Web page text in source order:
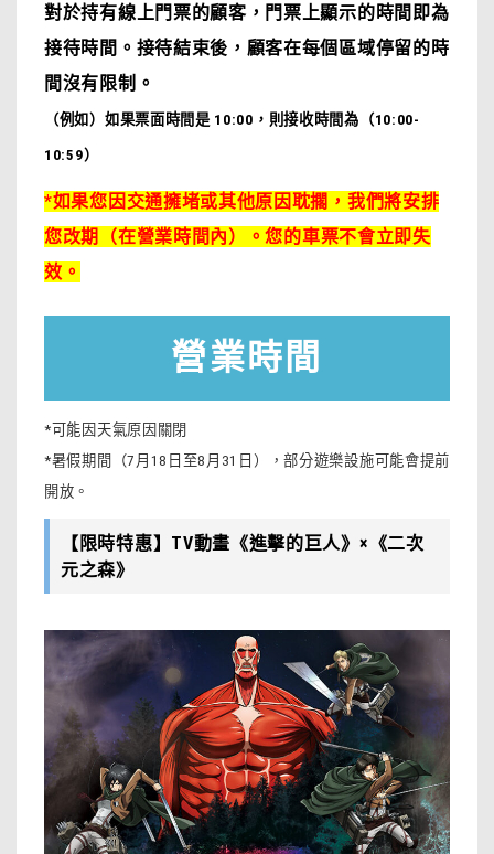
對於持有線上門票的顧客，門票上顯示的時間即為
接待時間。接待結束後，顧客在每個區域停留的時
間沒有限制。
（例如）如果票面時間是 10:00，則接收時間為（10:00-
10:59）
*如果您因交通擁堵或其他原因耽擱，我們將安排
您改期（在營業時間內）。您的車票不會立即失
效。
營業時間
*可能因天氣原因關閉
*暑假期間（7月18日至8月31日），部分遊樂設施可能會提前
開放。
【限時特惠】TV動畫《進擊的巨人》×《二次
元之森》